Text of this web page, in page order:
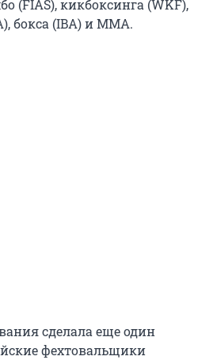
(FIAS), кикбоксинга (WKF),
бокса (IBA) и ММА.
сделала еще один
фехтовальщики